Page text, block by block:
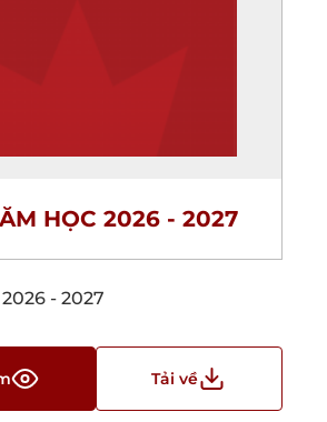
HỌC 2026 - 2027
- 2027
Tải về